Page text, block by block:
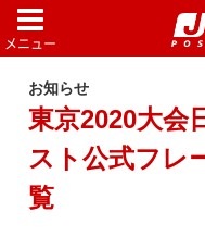
お知らせ
東京2020大
スト公式フレ
覧